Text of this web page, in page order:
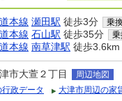
本線 瀬田駅 徒歩3分 乗
本線 石山駅 徒歩35分 乗
本線 南草津駅 徒歩3.6km
市大萱２丁目
周辺地図
政データ
大津市周辺の家